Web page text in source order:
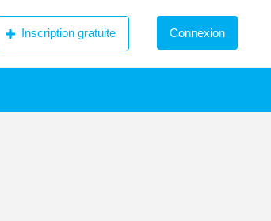
Inscription gratuite Connexion